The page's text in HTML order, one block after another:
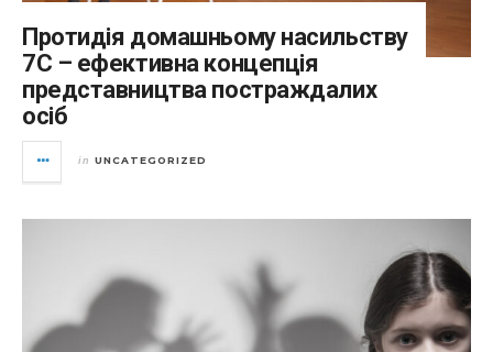
Протидія домашньому насильству
7С – ефективна концепція
представництва постраждалих
осіб
in UNCATEGORIZED